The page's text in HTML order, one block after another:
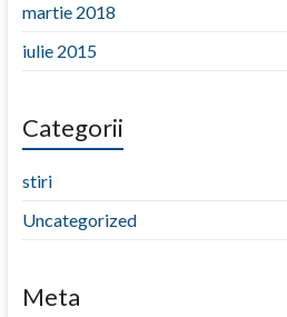
martie 2018
iulie 2015
Categorii
stiri
Uncategorized
Meta